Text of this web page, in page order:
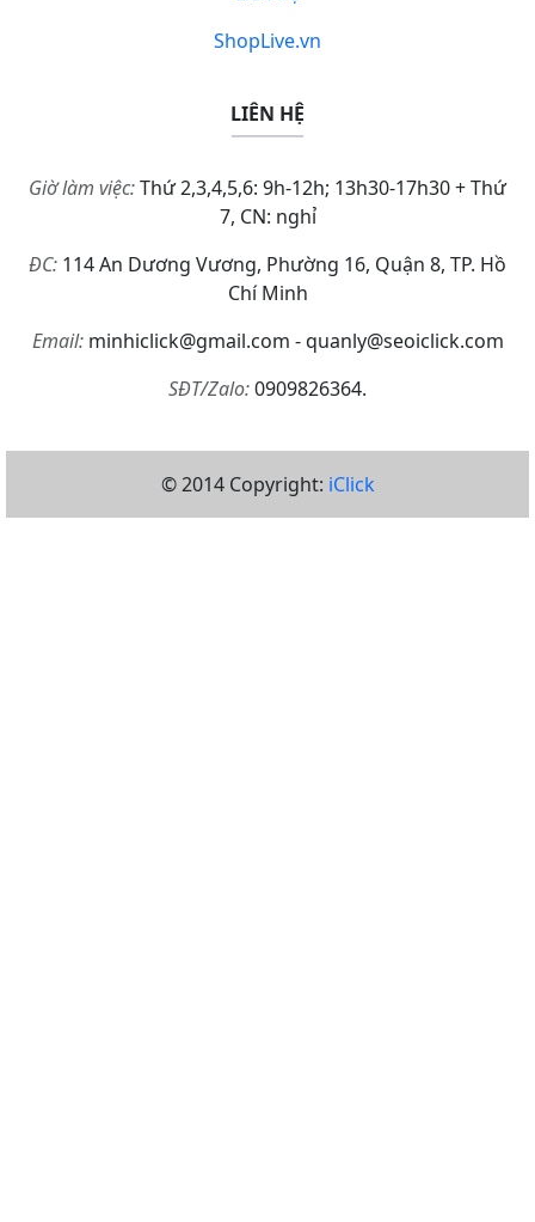
ShopLive.vn
LIÊN HỆ
Giờ làm việc:Thứ 2,3,4,5,6: 9h-12h; 13h30-17h30 + Thứ
7, CN: nghỉ
ĐC: 114 An Dương Vương, Phường 16, Quận 8, TP. Hồ
Chí Minh
Email:minhiclick@gmail.com - quanly@seoiclick.com
SĐT/Zalo:0909826364.
© 2014 Copyright: iClick